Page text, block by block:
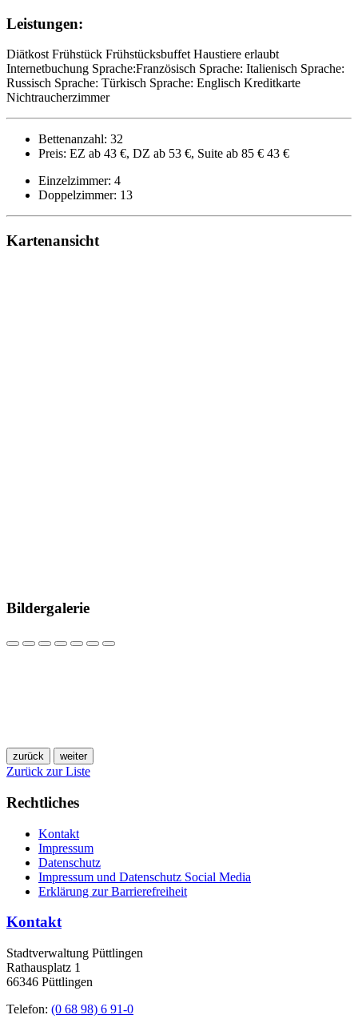
Leistungen:
Diätkost Frühstück Frühstücksbuffet Haustiere erlaubt
Internetbuchung Sprache:Französisch Sprache: Italienisch Sprache:
Russisch Sprache: Türkisch Sprache: Englisch Kreditkarte
Nichtraucherzimmer
Bettenanzahl: 32
Preis: EZ ab 43 €, DZ ab 53 €, Suite ab 85 € 43 €
Einzelzimmer: 4
Doppelzimmer: 13
Kartenansicht
Bildergalerie
zurück weiter
Zurück zur Liste
Rechtliches
Kontakt
Impressum
Datenschutz
Impressum und Datenschutz Social Media
Erklärung zur Barrierefreiheit
Kontakt
Stadtverwaltung Püttlingen
Rathausplatz 1
66346 Püttlingen
Telefon: (0 68 98) 6 91-0